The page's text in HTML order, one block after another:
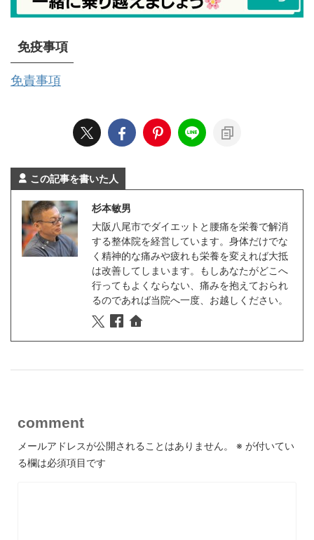
免疫事項
免責事項
この記事を書いた人
杉本敏男
大阪八尾市でダイエットと腰痛を栄養で解消
する整体院を経営しています。身体だけでな
く精神的な痛みや疲れも栄養を変えれば大抵
は改善してしまいます。もしあなたがどこへ
行ってもよくならない、痛みを抱えておられ
るのであれば当院へ一度、お越しください。
comment
メールアドレスが公開されることはありません。 ※ が付いてい
る欄は必須項目です